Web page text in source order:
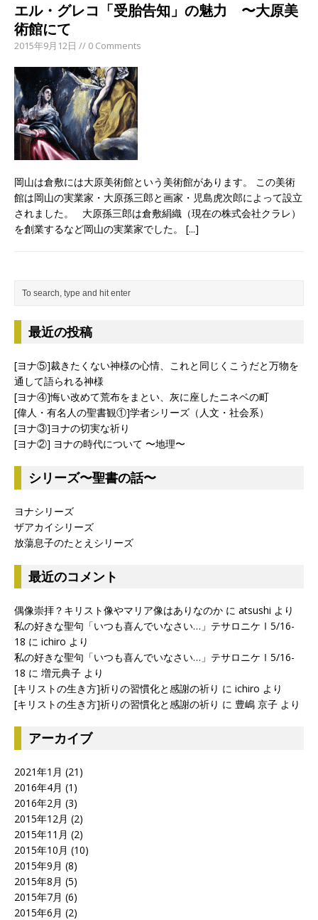
エル・グレコ「受胎告知」の魅力 〜大原美
術館にて
2015年9月12日 // 0 Comments
岡山は倉敷には大原美術館という美術館があります。 この美術
館は岡山の実業家・大原孫三郎と画家・児島虎次郎によって設立
されました。 大原孫三郎は倉敷絹織（現在の株式会社クラレ）
を創業するなど岡山の実業家でした。 [...]
最近の投稿
[ヨナ⑤]裁きたくない神様の心情、これと同じくこうだと万物を
通して語られる神様
[ヨナ④]悔い改めて荒布をまとい、灰に座したニネベの町
[偉人・有名人の聖書観①]学者シリーズ（人文・社会系）
[ヨナ③]ヨナの切実な祈り
[ヨナ②] ヨナの時代について 〜地理〜
シリーズ〜聖書の話〜
ヨナシリーズ
ザアカイシリーズ
放蕩息子のたとえシリーズ
最近のコメント
偶像崇拝？キリスト像やマリア像はありなのか に atsushi より
私の好きな聖句「いつも喜んでいなさい…」テサロニケⅠ5/16-
18 に ichiro より
私の好きな聖句「いつも喜んでいなさい…」テサロニケⅠ5/16-
18 に 増元典子 より
[キリストの生き方]祈りの習慣化と感謝の祈り に ichiro より
[キリストの生き方]祈りの習慣化と感謝の祈り に 豊嶋 京子 より
アーカイブ
2021年1月 (21)
2016年4月 (1)
2016年2月 (3)
2015年12月 (2)
2015年11月 (2)
2015年10月 (10)
2015年9月 (8)
2015年8月 (5)
2015年7月 (6)
2015年6月 (2)